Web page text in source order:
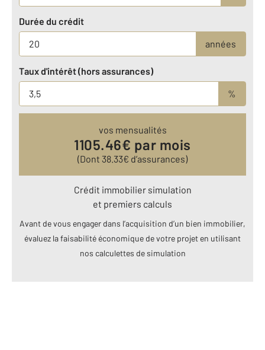
Durée du crédit
années
Taux d'intérêt (hors assurances)
%
vos mensualités
1105.46€ par mois
(Dont 38.33€ d’assurances)
Crédit immobilier simulation
et premiers calculs
Avant de vous engager dans l’acquisition d’un bien immobilier,
évaluez la faisabilité économique de votre projet en utilisant
nos calculettes de simulation